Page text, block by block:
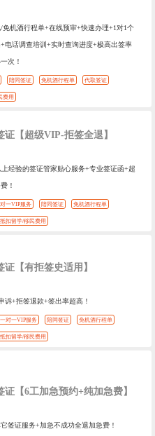
/免机酒行程单+在线预审+快速办理+1对1个
电话调查培训+实时查询进度+极高出签率
次！
陪同签证 免机酒行程单 代取签证
费用
【超级VIP-拒签全退】
上经验的签证管家贴心服务+专业签证函+超
！
一VIP服务 陪同签证 免机酒行程单
扣留学/移民费用
【有拒签史适用】
诉+拒签退款+签出率超高！
一对一VIP服务 陪同签证 免机酒行程单
扣留学/移民费用
【6工加急预约+纯加急费】
签证服务+加急不成功全退加急费！